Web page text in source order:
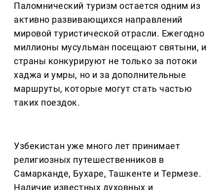
Паломнический туризм остается одним из
активно развивающихся направлений
мировой туристической отрасли. Ежегодно
миллионы мусульман посещают святыни, и
страны конкурируют не только за потоки
хаджа и умры, но и за дополнительные
маршруты, которые могут стать частью
таких поездок.
Узбекистан уже много лет принимает
религиозных путешественников в
Самарканде, Бухаре, Ташкенте и Термезе.
Наличие известных духовных и